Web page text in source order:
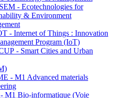
- Ecotechnologies for
& Environment
- Internet of Things : Innovation
Program (IoT)
- Smart Cities and Urban
- M1 Advanced materials
M1 Bio-informatique (Voie